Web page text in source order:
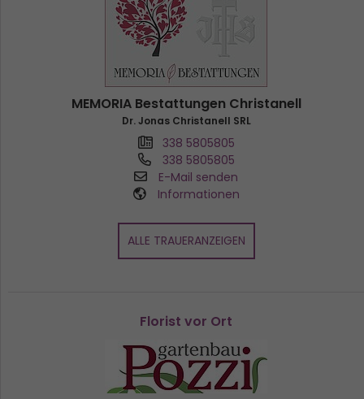
MEMORIA Bestattungen Christanell
Dr. Jonas Christanell SRL
338 5805805
338 5805805
E-Mail senden
Informationen
ALLE TRAUERANZEIGEN
Florist vor Ort